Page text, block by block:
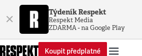
× Týdeník Respekt
Respekt Media
ZDARMA - na Google Play
Koupit předplatné